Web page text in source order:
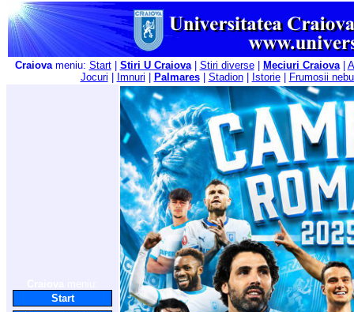
Craiovameniu: Start| Stiri U Craiova| Stiri diverse| Meciuri Craiova|
Jocuri
Imnuri Palmares| Stadion| Istorie| Frumosii
Start